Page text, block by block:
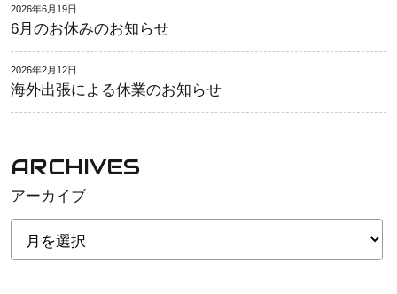
2026年6月19日
6月のお休みのお知らせ
2026年2月12日
海外出張による休業のお知らせ
ARCHIVES
アーカイブ